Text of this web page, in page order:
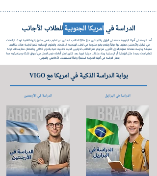
الدراسة فيامريكا الجنوبيةللطلاب الأجانب
تُعد الدراسة في أمريكا الجنوبية، خاصة في البرازيل والأرجنتين، خيارًا مثاليًا للطلاب الباحثين عن تعليم جامعي متميز وتجربة ثقافية فريدة. الجامعات
في البرازيل والأرجنتين معترف بها دولياً وتقدم برامج متنوعة في الطب، الهندسة، الاقتصاد، والعلوم الإنسانية. تتميز الدراسة هناك بتكاليف
معيشة ودراسة معتدلة مقارنة بالدول الأخرى، مع توفر منح للطلاب الدوليين. الحياة الطلابية غنية بالتنوع الثقافي والانفتاح، مما يمنحك فرصة
لتعلم لغات جديدة مثل البرتغالية أو الإسبانية وبناء علاقات دولية قوية. بعد التخرج، تفتح أمامك فرص العمل في أسواق ناشئة وديناميكية، مما
يجعل الدراسة في أمريكا الجنوبية استثمارًا واعدًا لمستقبلك الأكاديمي والمهني.
بوابة الدراسة الذكية في امريكا مع VIGO
الدراسة في الأرجنتين الدراسة في البرازيل